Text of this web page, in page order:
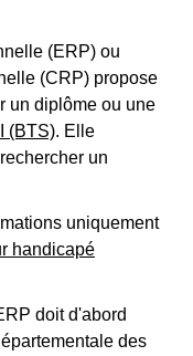
(ERP) ou
(CRP) propose
un diplôme ou une
(BTS). Elle
un
uniquement
handicapé
doit d'abord
des